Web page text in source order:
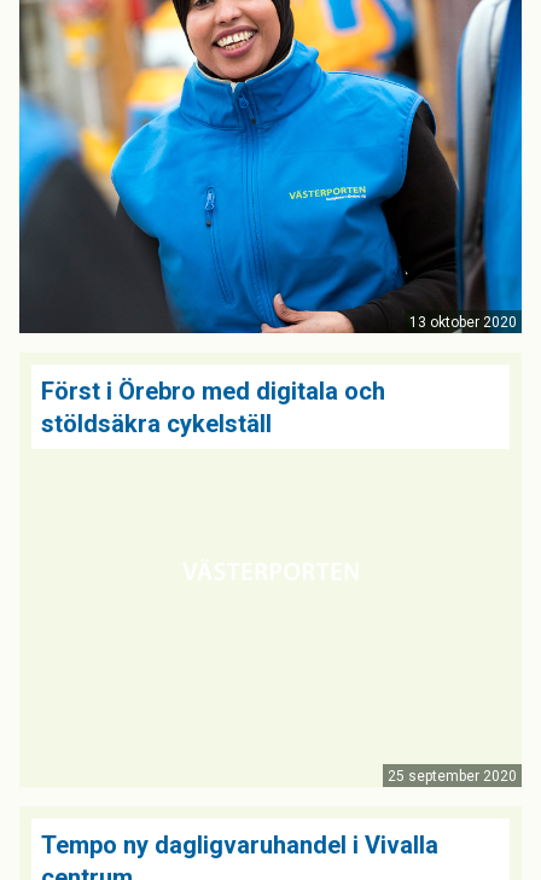
13 oktober 2020
Först i Örebro med digitala och
stöldsäkra cykelställ
25 september 2020
Tempo ny dagligvaruhandel i Vivalla